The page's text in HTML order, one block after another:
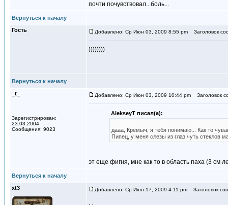
почти почувствовал...боль...
Вернуться к началу
Гость
Добавлено: Ср Июн 03, 2009 8:55 pm Заголовок
))))))))
Вернуться к началу
_t_
Зарегистрирован:
23.03.2004
Сообщения: 9023
Добавлено: Ср Июн 03, 2009 10:44 pm Заголовок
AlekseyT писал(а):
дааа, Кремыч, я тебя понимаю... Как то
Пипец, у меня слезы из глаз чуть стеклов
эт еще фигня, мне как то в область паха (3 см
Вернуться к началу
xt3
Добавлено: Ср Июн 17, 2009 4:11 pm Заголовок